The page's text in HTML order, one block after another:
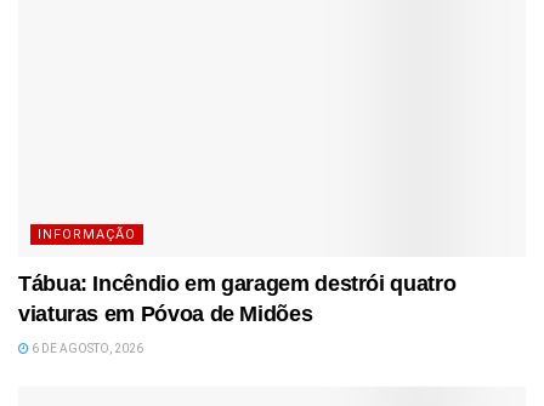
INFORMAÇÃO
Tábua: Incêndio em garagem destrói quatro
viaturas em Póvoa de Midões
6 DE AGOSTO, 2026